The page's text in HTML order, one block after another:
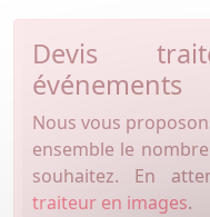
Devis
événements
Nous vous
ensemble le
souhaitez. En
traiteur en images.